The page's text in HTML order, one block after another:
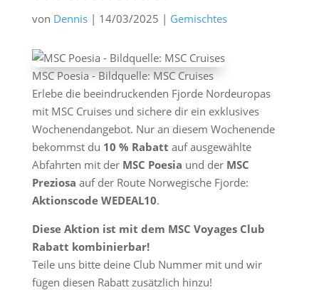
von Dennis| 14/03/2025 | Gemischtes
MSC Poesia - Bildquelle: MSC Cruises
Erlebe die beeindruckenden Fjorde Nordeuropas
mit MSC Cruises und sichere dir ein exklusives
Wochenendangebot. Nur an diesem Wochenende
bekommst du 10 % Rabatt auf ausgewählte
Abfahrten mit der MSC Poesia und der MSC
Preziosa auf der Route Norwegische Fjorde:
Aktionscode WEDEAL10.
Diese Aktion ist mit dem MSC Voyages Club
Rabatt kombinierbar!
Teile uns bitte deine Club Nummer mit und wir
fügen diesen Rabatt zusätzlich hinzu!